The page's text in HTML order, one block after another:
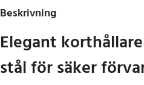
Beskrivning
Elegant
stål för säker